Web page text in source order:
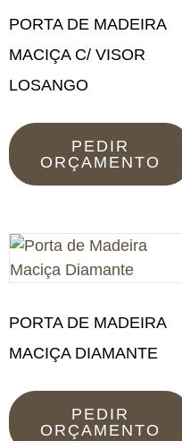
PORTA DE MADEIRA
MACIÇA C/ VISOR
LOSANGO
PEDIR
ORÇAMENTO
PORTA DE MADEIRA
MACIÇA DIAMANTE
PEDIR
ORÇAMENTO